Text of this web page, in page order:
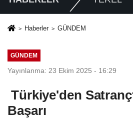
Haberler GÜNDEM
GÜNDEM
Yayınlanma: 23 Ekim 2025 - 16:29
Türkiye'den
Başarı